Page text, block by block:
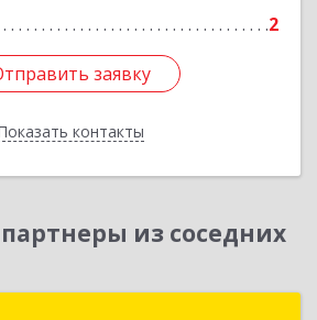
2
заявку
контакты
заявку
Назад
из соседних